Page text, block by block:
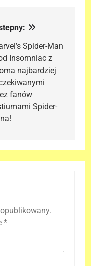
Spider-Man
Insomniac z
najbardziej
fanów
Spider-
*